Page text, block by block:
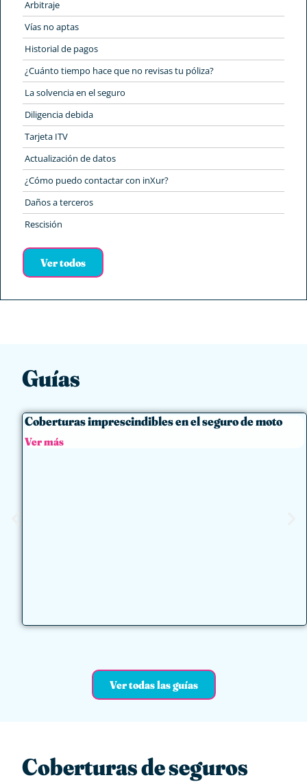
Arbitraje
Vías no aptas
Historial de pagos
¿Cuánto tiempo hace que no revisas tu póliza?
La solvencia en el seguro
Diligencia debida
Tarjeta ITV
Actualización de datos
¿Cómo puedo contactar con inXur?
Daños a terceros
Rescisión
Ver todos
Guías
Coberturas imprescindibles en el seguro de moto
Ver más
Ver todas las guías
Coberturas de seguros